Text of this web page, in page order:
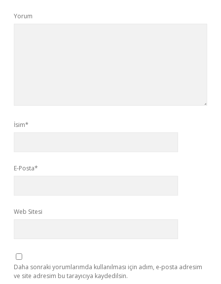
Yorum
İsim*
E-Posta*
Web Sitesi
Daha sonraki yorumlarımda kullanılması için adım, e-posta adresim
ve site adresim bu tarayıcıya kaydedilsin.